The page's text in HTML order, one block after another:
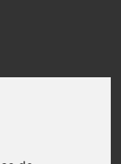
2026
Convertible